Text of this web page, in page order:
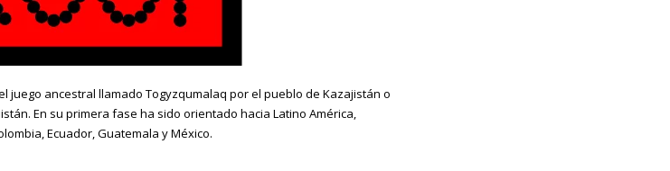
juego ancestral llamado Togyzqumalaq por el pueblo de Kazajistán o
En su primera fase ha sido orientado hacia Latino América,
Ecuador, Guatemala y México.